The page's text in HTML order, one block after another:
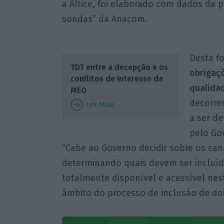
a Altice, foi elaborado com dados da
sondas” da Anacom.
TDT entre a decepção e os
conflitos de interesse da
MEO
Ler Mais
Desta
a ser
pelo
“Cabe ao Governo decidir sobre os
determinando quais devem ser
totalmente disponível e acessível
âmbito do processo de inclusão de